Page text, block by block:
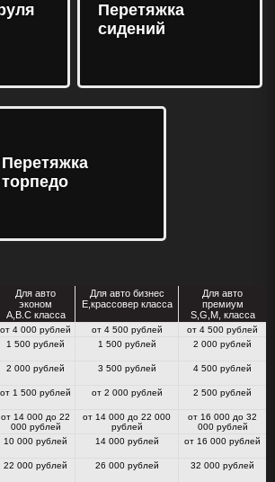
Перетяжка
сидений
Перетяжка
торпедо
Для авто
эконом
A,B.C класса
Для авто бизнес
E,крассовер класса
Для авто
премиум
S,G,M, класса
от 4 000 рублей от 4 500 рублей
от 4 500 рублей
1 500 рублей 1 500 рублей 2 000 рублей
2 000 рублей 3 500 рублей 4 500 рублей
от 1 500 рублей от 2 000 рублей 2 500 рублей
от 14 000 до 22
000 рублей
от 14 000 до 22 000
рублей
от 16 000 до 32
000 рублей
10 000 рублей 14 000 рублей от 16 000 рублей
22 000 рублей 26 000 рублей 32 000 рублей